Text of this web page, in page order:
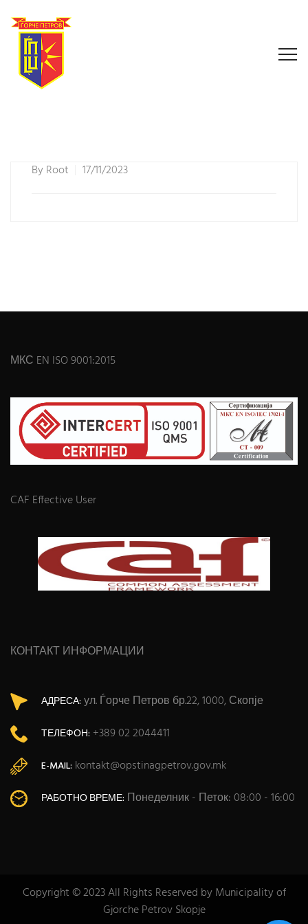
ByRoot 17/11/2023
МКС EN ISO 9001:2015
CAF Effective User
КОНТАКТ ИНФОРМАЦИИ
АДРЕСА: ул. Ѓорче Петров бр.22, 1000, Скопје
ТЕЛЕФОН: +389 02 2044411
E-MAIL: kontakt@opstinagpetrov.gov.mk
РАБОТНО ВРЕМЕ: Понеделник - Петок: 08:00 - 16:00
Copyright © 2023 All Rights Reserved by Municipality of
Gjorche Petrov Skopje